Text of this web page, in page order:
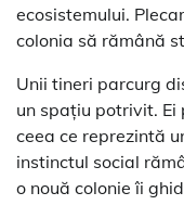
ecosistemului.
colonia să rămână
Unii tineri parcurg
un spațiu potrivit. Ei
ceea ce reprezintă
instinctul social
o nouă colonie îi